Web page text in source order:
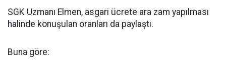
SGK Uzmanı Elmen, asgari ücrete ara zam yapılması
halinde konuşulan oranları da paylaştı.
Buna göre: